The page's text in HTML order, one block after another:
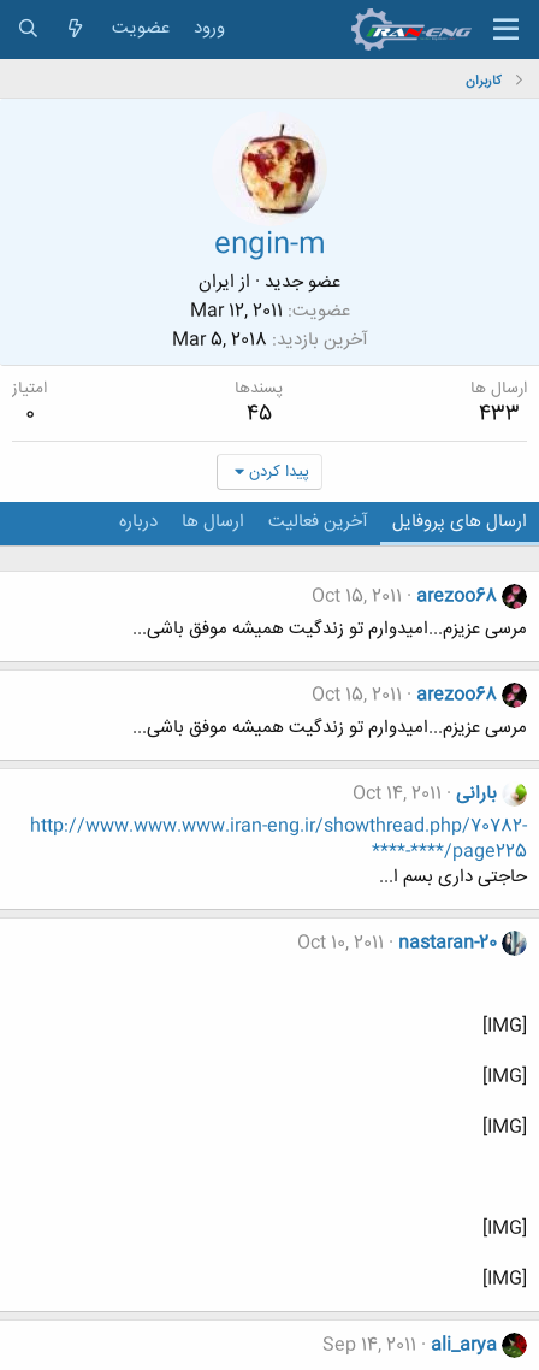
ورود عضویت
کاربران
engin-m
عضو جدید · از ایران
عضویت Mar 12, 2011
آخرین بازدید Mar 5, 2018
ارسال ها
433
پسندها
45
امتیاز
0
پیدا کردن
ارسال های پروفایل آخرین فعالیت ارسال ها درباره
arezoo68
Oct 15, 2011
مرسی عزیزم...امیدوارم تو زندگیت همیشه موفق باشی...
arezoo68
Oct 15, 2011
مرسی عزیزم...امیدوارم تو زندگیت همیشه موفق باشی...
بارانی Oct 14, 2011
http://www.www.www.iran-eng.ir/showthread.php/70782-
****-****/page225
حاجتی داری بسم ا...
nastaran-20
Oct 10, 2011
[IMG]
[IMG]
[IMG]
[IMG]
[IMG]
ali_arya
Sep 14, 2011